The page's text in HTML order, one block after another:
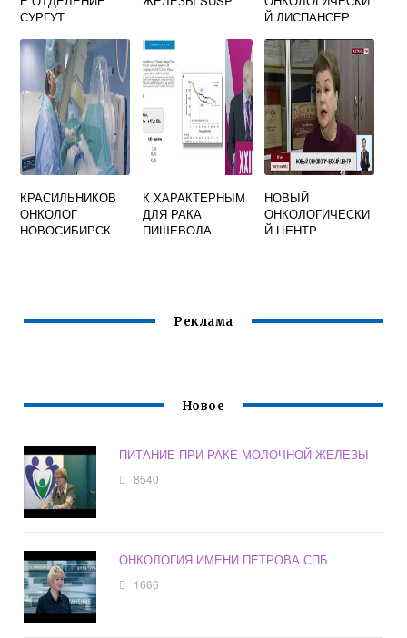
СУРГУТ
Й ДИСПАНСЕР
САЙТ
КРАСИЛЬНИКОВ
ОНКОЛОГ
НОВОСИБИРСК
К ХАРАКТЕРНЫМ
ДЛЯ РАКА
ПИЩЕВОДА
НОВЫЙ
ОНКОЛОГИЧЕСКИ
Й ЦЕНТР
Реклама
Новое
ПИТАНИЕ ПРИ РАКЕ МОЛОЧНОЙ ЖЕЛЕЗЫ
8540
ОНКОЛОГИЯ ИМЕНИ ПЕТРОВА СПБ
1666